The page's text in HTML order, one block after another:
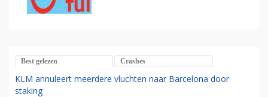
Best gelezen Crashes
KLM annuleert meerdere vluchten naar Barcelona door
staking